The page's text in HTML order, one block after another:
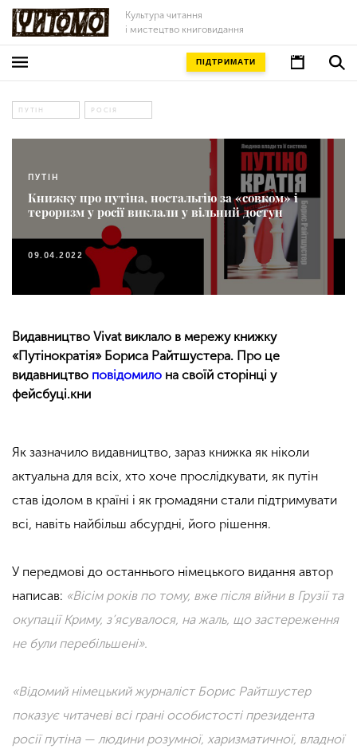
Культура читання
і мистецтво книговидання
ПІДТРИМАТИ
ПУТІН РОСІЯ
ПУТІН
Книжку про путіна, ностальгію за «совком» і
тероризм у росії виклали у вільний доступ
09.04.2022
Видавництво Vivat виклало в мережу книжку
«Путінократія» Бориса Райтшустера. Про це
видавництво повідомило на своїй сторінці у
фейсбуці.кни
Як зазначило видавництво, зараз книжка як ніколи
актуальна для всіх, хто хоче прослідкувати, як путін
став ідолом в країні і як громадяни стали підтримувати
всі, навіть найбільш абсурдні, його рішення.⠀
У передмові до останнього німецького видання автор
написав: «Вісім років по тому, вже після війни в Грузії та
окупації Криму, з’ясувалося, на жаль, що застереження
не були перебільшені».
«Відомий німецький журналіст Борис Райтшустер
показує читачеві всі грані особистості президента
росії путіна — людини розумної, харизматичної, владної